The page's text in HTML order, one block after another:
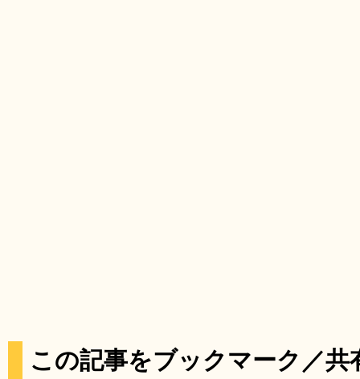
この記事をブックマーク／共